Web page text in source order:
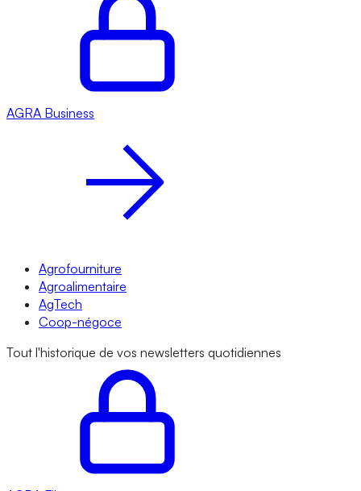
AGRA Business
Agrofourniture
Agroalimentaire
AgTech
Coop-négoce
Tout l'historique de vos newsletters quotidiennes